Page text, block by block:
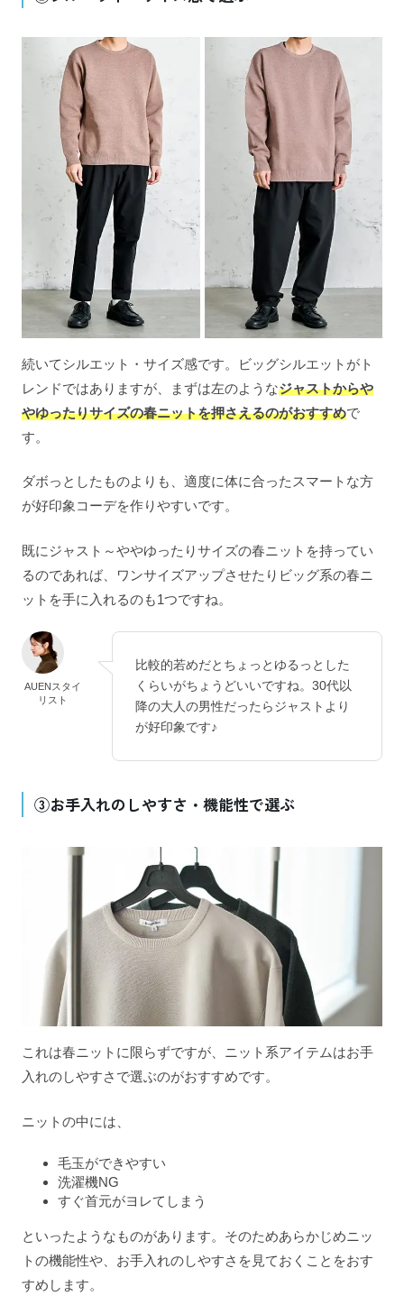
続いてシルエット・サイズ感です。ビッグシルエットがト
レンドではありますが、まずは左のようなジャストからや
やゆったりサイズの春ニットを押さえるのがおすすめで
す。
ダボっとしたものよりも、適度に体に合ったスマートな方
が好印象コーデを作りやすいです。
既にジャスト～ややゆったりサイズの春ニットを持ってい
るのであれば、ワンサイズアップさせたりビッグ系の春ニ
ットを手に入れるのも1つですね。
AUENスタイ
リスト
比較的若めだとちょっとゆるっとした
くらいがちょうどいいですね。30代以
降の大人の男性だったらジャストより
が好印象です♪
③お手入れのしやすさ・機能性で選ぶ
これは春ニットに限らずですが、ニット系アイテムはお手
入れのしやすさで選ぶのがおすすめです。
ニットの中には、
毛玉ができやすい
洗濯機NG
すぐ首元がヨレてしまう
といったようなものがあります。そのためあらかじめニッ
トの機能性や、お手入れのしやすさを見ておくことをおす
すめします。